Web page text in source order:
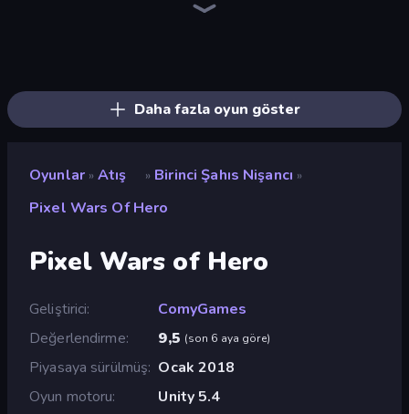
Daha fazla oyun göster
Oyunlar » Atış » Birinci Şahıs Nişancı »
Pixel Wars Of Hero
Pixel Wars of Hero
Geliştirici
ComyGames
Değerlendirme
9,5 (son 6 aya göre)
Piyasaya sürülmüş Ocak 2018
Oyun motoru
Unity 5.4